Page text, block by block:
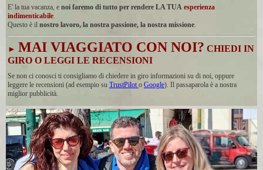
E' la tua vacanza, e noi faremo di tutto per rendere LA TUA esperienza
indimenticabile.
Questo è il nostro lavoro, la nostra passione, la nostra missione.
► MAI VIAGGIATO CON NOI? CHIEDI IN
GIRO O LEGGI LE RECENSIONI
Se non ci conosci ti consigliamo di chiedere in giro informazioni su di noi, oppure
leggere le recensioni (ad esempio su TrustPilot o Google). Il passaparola è a nostra
miglior pubblicità.